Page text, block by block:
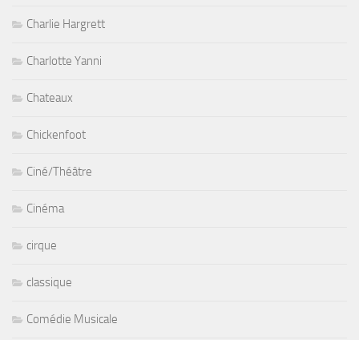
Charlie Hargrett
Charlotte Yanni
Chateaux
Chickenfoot
Ciné/Théâtre
Cinéma
cirque
classique
Comédie Musicale